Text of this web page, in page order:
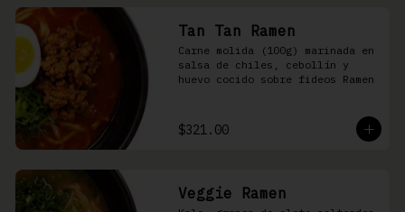
Tan Tan Ramen
Carne molida (100g) marinada en
salsa de chiles, cebollín y
huevo cocido sobre fideos Ramen
$321.00
Veggie Ramen